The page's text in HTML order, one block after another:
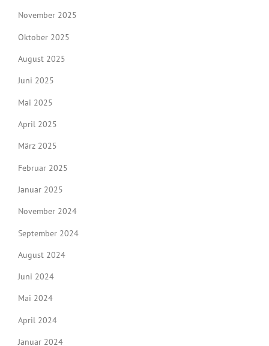
November 2025
Oktober 2025
August 2025
Juni 2025
Mai 2025
April 2025
März 2025
Februar 2025
Januar 2025
November 2024
September 2024
August 2024
Juni 2024
Mai 2024
April 2024
Januar 2024